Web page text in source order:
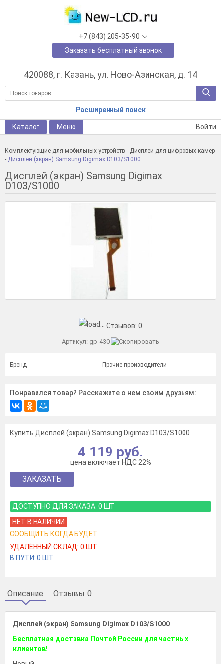
420088, г. Казань, ул. Ново-Азинская, д. 14
Расширенный поиск
+7 (843) 205-35-90
Заказать бесплатный звонок
Каталог Меню Войти
Комплектующие для мобильных устройств - Дисплеи для цифровых камер
- Дисплей (экран) Samsung Digimax D103/S1000
Дисплей (экран) Samsung Digimax
D103/S1000
Отзывов: 0
Артикул: gp-430
Бренд Прочие производители
Понравился товар? Расскажите о нем своим друзьям:
Купить Дисплей (экран) Samsung Digimax D103/S1000
4 119 руб.
цена включает НДС 22%
ЗАКАЗАТЬ
ДОСТУПНО ДЛЯ ЗАКАЗА: 0 ШТ
НЕТ В НАЛИЧИИ
СООБЩИТЬ КОГДА БУДЕТ
УДАЛЁННЫЙ СКЛАД: 0 ШТ
В ПУТИ: 0 ШТ
Описание Отзывы 0
Дисплей (экран) Samsung Digimax D103/S1000
Бесплатная доставка Почтой России для частных
клиентов!